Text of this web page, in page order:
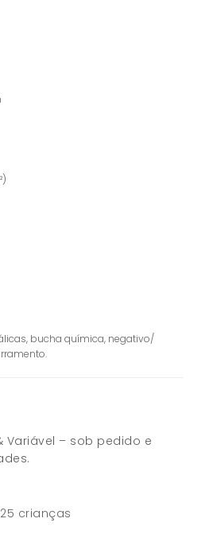
bucha química, negativo/
Variável – sob pedido e
crianças